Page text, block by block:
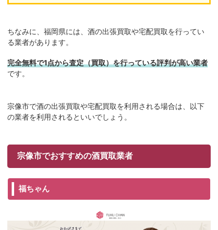
ちなみに、福岡県には、酒の出張買取や宅配買取を行ってい
る業者があります。
完全無料で1点から査定（買取）を行っている評判が高い業者
です。
宗像市で酒の出張買取や宅配買取を利用される場合は、以下
の業者を利用されるといいでしょう。
宗像市でおすすめの酒買取業者
福ちゃん